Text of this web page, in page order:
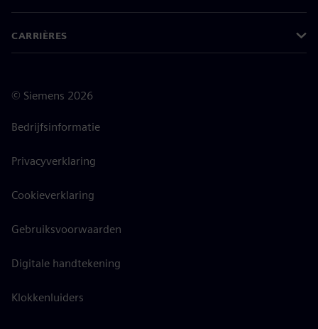
CARRIÈRES
© Siemens 2026
Bedrijfsinformatie
Privacyverklaring
Cookieverklaring
Gebruiksvoorwaarden
Digitale handtekening
Klokkenluiders